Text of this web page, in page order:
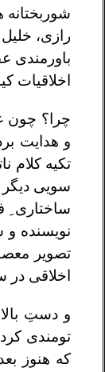
رازی،
باورمندی
اخلاقیات
چرا؟ چون
و هدایت
تکیه کلام
سویی
ساختاری
نویسنده و
تصویر
اخلاقی
و دستِ
تومندی
که هنوز